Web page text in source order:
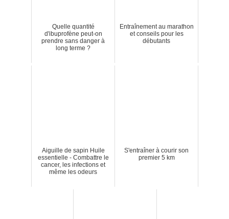
Quelle quantité
d'ibuprofène peut-on
prendre sans danger à
long terme ?
Entraînement au marathon
et conseils pour les
débutants
Aiguille de sapin Huile
essentielle - Combattre le
cancer, les infections et
même les odeurs
S'entraîner à courir son
premier 5 km